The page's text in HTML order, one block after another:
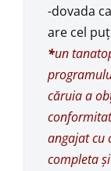
-dovada
are cel
*un
căruia a
angajat cu
completa